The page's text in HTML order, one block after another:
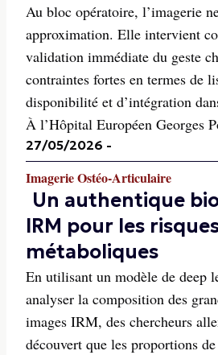
Au bloc opératoire, l’imagerie
approximation. Elle intervient
validation immédiate du geste
contraintes fortes en termes de
disponibilité et d’intégration
À l’Hôpital Européen Georges
27/05/2026 -
Imagerie Ostéo-Articulaire
Un authentique
IRM pour les
métaboliques
En utilisant un modèle de deep
analyser la composition des
images IRM, des chercheurs
découvert que les proportions